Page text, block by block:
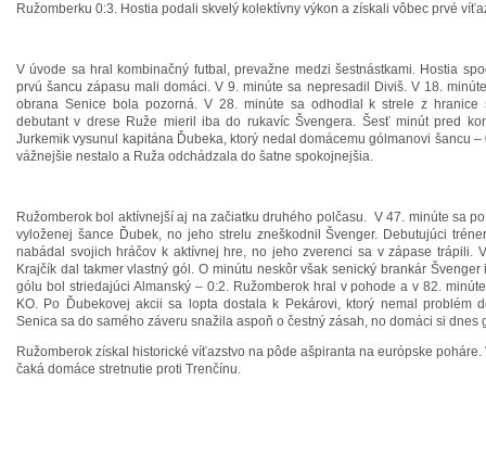
Ružomberku 0:3. Hostia podali skvelý kolektívny výkon a získali vôbec prvé
V úvode sa hral kombinačný futbal, prevažne medzi šestnástkami. Hostia
prvú šancu zápasu mali domáci. V 9. minúte sa nepresadil Diviš. V 18.
obrana Senice bola pozorná. V 28. minúte sa odhodlal k strele z hranice
debutant v drese Ruže mieril iba do rukavíc Švengera. Šesť minút pred
Jurkemik vysunul kapitána Ďubeka, ktorý nedal domácemu gólmanovi šancu
vážnejšie nestalo a Ruža odchádzala do šatne spokojnejšia.
Ružomberok bol aktívnejší aj na začiatku druhého polčasu. V 47. minúte sa
vyloženej šance Ďubek, no jeho strelu zneškodnil Švenger. Debutujúci
nabádal svojich hráčov k aktívnej hre, no jeho zverenci sa v zápase trápili.
Krajčík dal takmer vlastný gól. O minútu neskôr však senický brankár Švenger
gólu bol striedajúci Almanský – 0:2. Ružomberok hral v pohode a v 82.
KO. Po Ďubekovej akcii sa lopta dostala k Pekárovi, ktorý nemal problém
Senica sa do samého záveru snažila aspoň o čestný zásah, no domáci si dnes
Ružomberok získal historické víťazstvo na pôde ašpiranta na európske
čaká domáce stretnutie proti Trenčínu.